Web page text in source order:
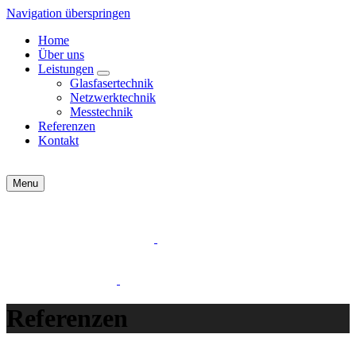
Navigation überspringen
Home
Über uns
Leistungen
Glasfasertechnik
Netzwerktechnik
Messtechnik
Referenzen
Kontakt
Menu
Referenzen